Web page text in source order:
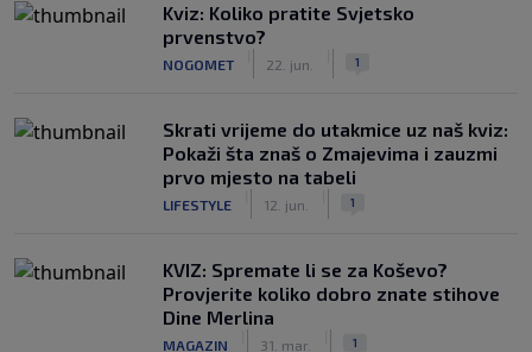
Kviz: Koliko pratite Svjetsko
prvenstvo?
NOGOMET 22. jun. 1
Skrati vrijeme do utakmice uz naš kviz:
Pokaži šta znaš o Zmajevima i zauzmi
prvo mjesto na tabeli
LIFESTYLE 12. jun. 1
KVIZ: Spremate li se za Koševo?
Provjerite koliko dobro znate stihove
Dine Merlina
MAGAZIN 31. mar. 1